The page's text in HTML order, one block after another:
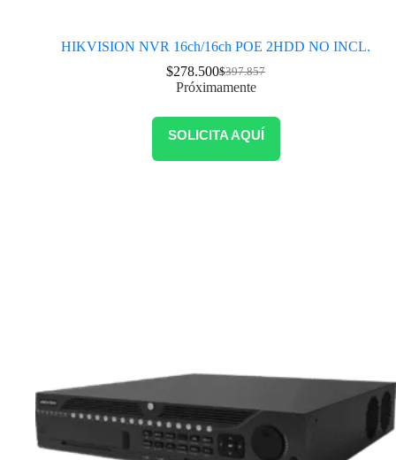
HIKVISION NVR 16ch/16ch POE 2HDD NO INCL.
$397.857
$278.500
Próximamente
SOLICITA AQUÍ